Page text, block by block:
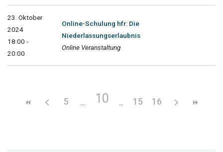
23. Oktober
2024
18:00 -
20:00
Online-Schulung hfr: Die
Niederlassungserlaubnis
Online Veranstaltung
5 10 15 16